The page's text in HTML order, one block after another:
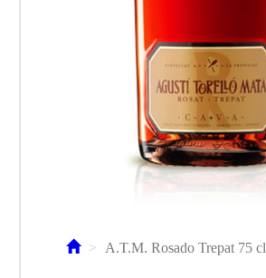
A.T.M. Rosado Trepat 75 cl